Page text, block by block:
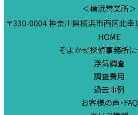
＜横浜営業所＞
〒330-0004 神奈川県横浜市西区北
HOME
そよかぜ探偵事務所
浮気調査
調査費用
過去事例
お客様の声・FAQ